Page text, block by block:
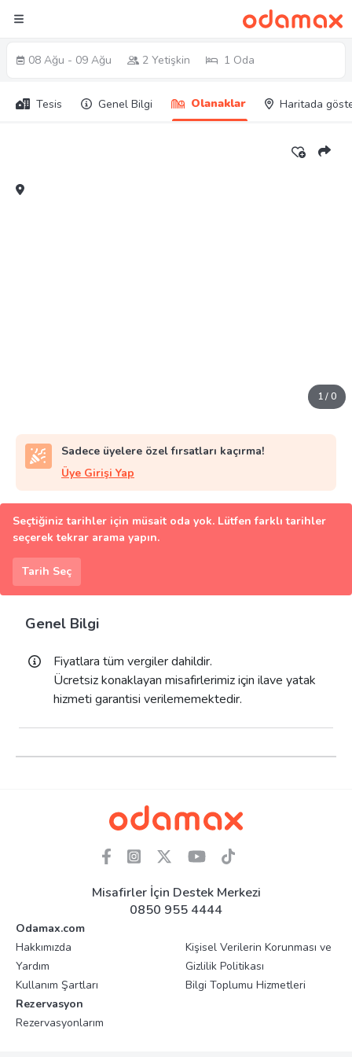
08 Ağu - 09 Ağu 2 Yetişkin 1 Oda
Tesis Genel Bilgi Olanaklar Haritada
1/0
Sadece üyelere özel fırsatları kaçırma!
Üye Girişi Yap
Seçtiğiniz tarihler için müsait oda yok. Lütfen farklı tarihler
seçerek tekrar arama yapın.
Tarih Seç
Genel Bilgi
Fiyatlara tüm vergiler dahildir.
Ücretsiz konaklayan misafirlerimiz için ilave yatak
hizmeti garantisi verilememektedir.
Misafirler İçin Destek Merkezi
0850 955 4444
Odamax.com
Hakkımızda
Yardım
Kullanım Şartları
Kişisel Verilerin Korunması ve
Gizlilik Politikası
Bilgi Toplumu Hizmetleri
Rezervasyon
Rezervasyonlarım